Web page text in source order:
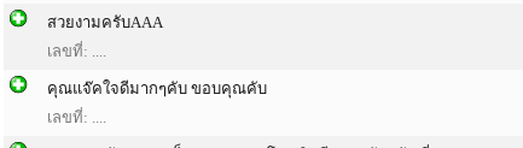
สวยงามครับAAA
เลขที่: ....
คุณแจ๊คใจดีมากๆคับ ขอบคุณคับ
เลขที่: ....